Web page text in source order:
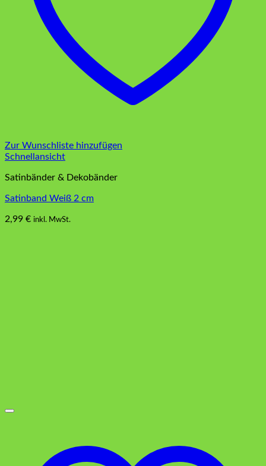
Zur Wunschliste hinzufügen
Schnellansicht
Satinbänder & Dekobänder
Satinband Weiß 2 cm
2,99 € inkl. MwSt.